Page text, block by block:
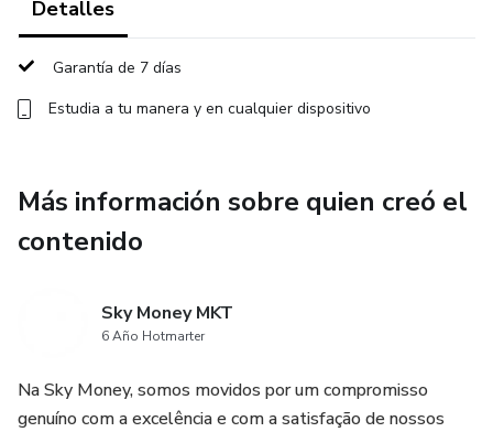
mejorar tu estilo, esta guía es esencial para mantenerte
actualizado y preparado para las próximas tendencias.
Detalles
Garantía de 7 días
Estudia a tu manera y en cualquier dispositivo
Más información sobre quien creó el
contenido
Sky Money MKT
6 Año Hotmarter
Na Sky Money, somos movidos por um compromisso
genuíno com a excelência e com a satisfação de nossos